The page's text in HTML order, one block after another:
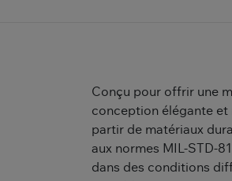
Conçu pour offrir une
conception élégante et
partir de matériaux
aux normes MIL-STD-
dans des conditions